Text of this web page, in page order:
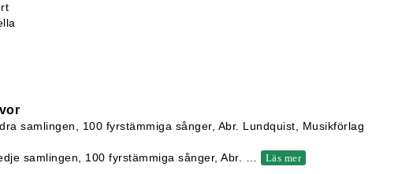
samlingen, 100 fyrstämmiga sånger, Abr. Lundquist, Musikförlag
samlingen, 100 fyrstämmiga sånger, Abr.
Läs mer